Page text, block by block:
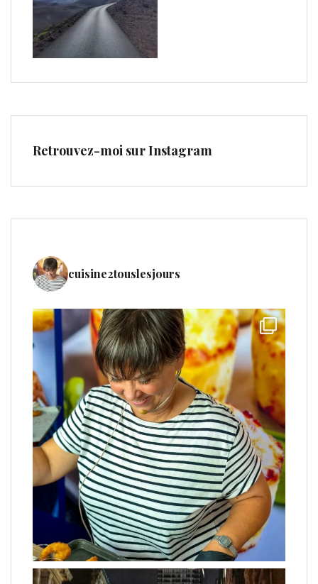
Retrouvez-moi sur Instagram
cuisine2touslesjours